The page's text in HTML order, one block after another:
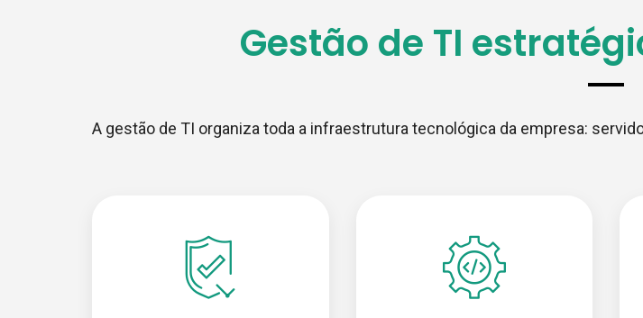
Gestão de TI
A gestão de TI organiza toda a infraestrutura tecnológica da empresa: